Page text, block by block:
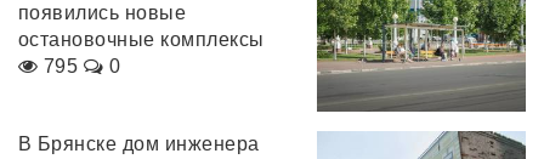
появились новые
остановочные комплексы
795
0
В Брянске дом инженера